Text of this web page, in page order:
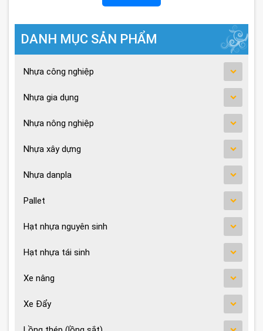
DANH MỤC SẢN PHẨM
Nhựa công nghiệp
Nhựa gia dụng
Nhựa nông nghiệp
Nhựa xây dựng
Nhựa danpla
Pallet
Hạt nhựa nguyên sinh
Hạt nhựa tái sinh
Xe nâng
Xe Đẩy